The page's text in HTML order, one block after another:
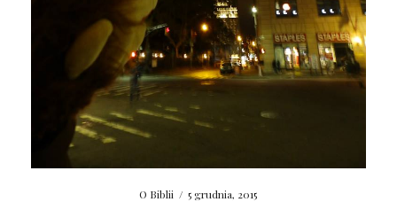
O Biblii / 5 grudnia, 2015